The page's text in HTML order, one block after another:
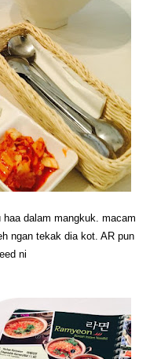
haa dalam mangkuk. macam
ngan tekak dia kot. AR pun
ni